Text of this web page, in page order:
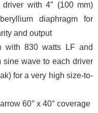
driver with 4″ (100 mm)
diaphragm for
and output
with 830 watts LF and
sine wave to each driver
for a very high size-to-
60° x 40° coverage